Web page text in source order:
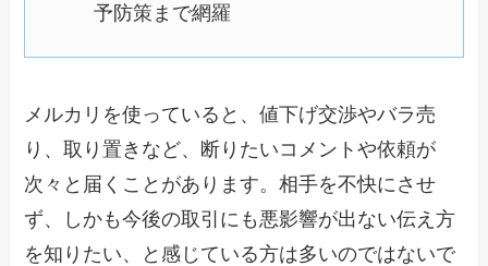
予防策まで網羅
メルカリを使っていると、値下げ交渉やバラ売
り、取り置きなど、断りたいコメントや依頼が
次々と届くことがあります。相手を不快にさせ
ず、しかも今後の取引にも悪影響が出ない伝え方
を知りたい、と感じている方は多いのではないで